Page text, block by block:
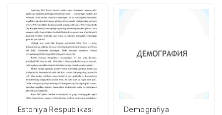
Estoniya Respublikasi Demografiya